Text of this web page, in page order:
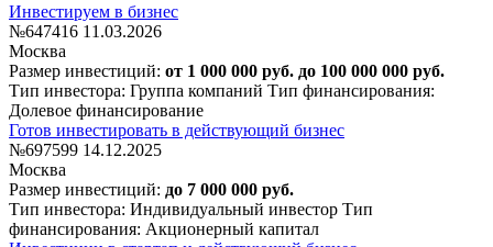
Инвестируем в бизнес
№647416 11.03.2026
Москва
Размер инвестиций: от 1 000 000 руб. до 100 000 000 руб.
Тип инвестора: Группа компаний Тип финансирования:
Долевое финансирование
Готов инвестировать в действующий бизнес
№697599 14.12.2025
Москва
Размер инвестиций: до 7 000 000 руб.
Тип инвестора: Индивидуальный инвестор Тип
финансирования: Акционерный капитал